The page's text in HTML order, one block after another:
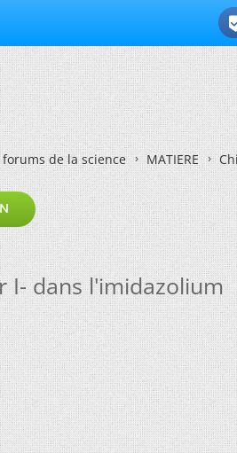
de la science MATIERE
I- dans l'imidazolium